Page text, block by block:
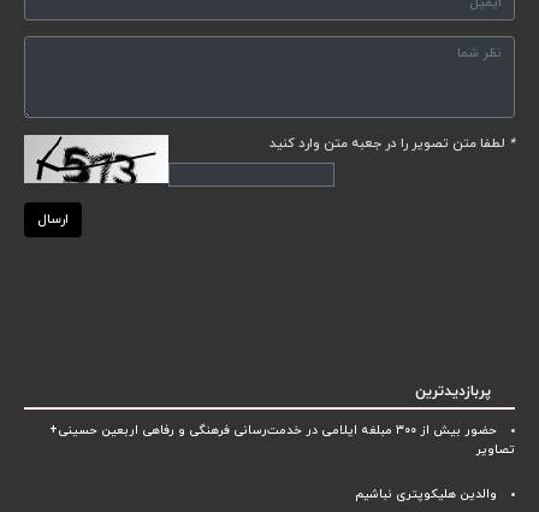
* لطفا متن تصویر را در جعبه متن وارد کنید
ارسال
پربازدیدترین
حضور بیش از ۳۰۰ مبلغه ایلامی در خدمت‌رسانی فرهنگی و رفاهی اربعین حسینی+
تصاویر
والدین هلیکوپتری نباشیم